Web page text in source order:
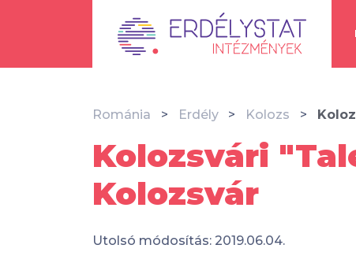
Románia Erdély Kolozs
Kolozsvári
Kolozsvár
Utolsó módosítás: 2019.06.04.